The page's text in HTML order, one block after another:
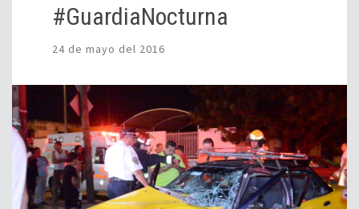
#GuardiaNocturna
24 de mayo del 2016